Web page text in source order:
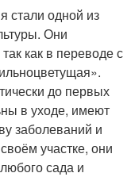
стали одной из
Они
как в переводе с
до первых
в уходе, имеют
заболеваний и
участке, они
сада и